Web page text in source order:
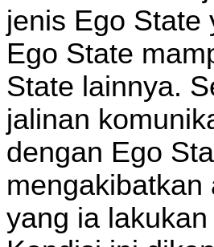
jenis Ego State
Ego State
State lainnya.
jalinan
dengan Ego
yang ia